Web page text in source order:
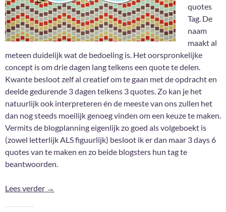
quotes
Tag. De
naam
maakt al
meteen duidelijk wat de bedoeling is. Het oorspronkelijke
concept is om drie dagen lang telkens een quote te delen.
Kwante besloot zelf al creatief om te gaan met de opdracht en
deelde gedurende 3 dagen telkens 3 quotes. Zo kan je het
natuurlijk ook interpreteren én de meeste van ons zullen het
dan nog steeds moeilijk genoeg vinden om een keuze te maken.
Vermits de blogplanning eigenlijk zo goed als volgeboekt is
(zowel letterlijk ALS figuurlijk) besloot ik er dan maar 3 days 6
quotes van te maken en zo beide blogsters hun tag te
beantwoorden.
Lees verder 3 days, 3 quotes Tag #3
→